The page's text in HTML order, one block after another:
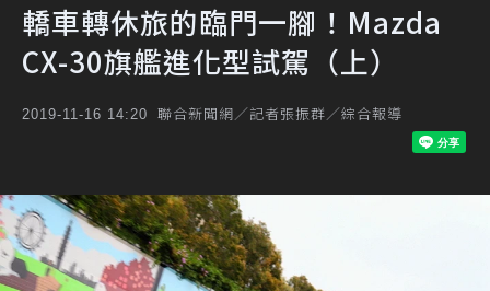
轎車轉休旅的臨門一腳！Mazda
CX-30旗艦進化型試駕（上）
2019-11-16 14:20 聯合新聞網／記者張振群／綜合報導